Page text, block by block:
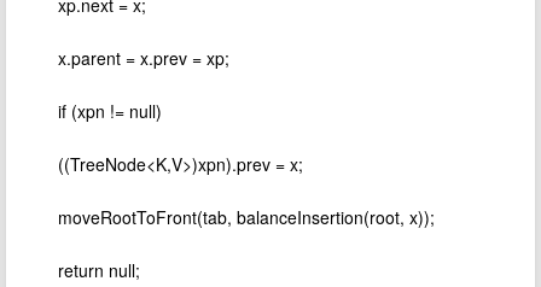
​ xp.next = x;
​ x.parent = x.prev = xp;
​ if (xpn != null)
​ ((TreeNode<K,V>)xpn).prev = x;
​ moveRootToFront(tab, balanceInsertion(root, x));
​ return null;